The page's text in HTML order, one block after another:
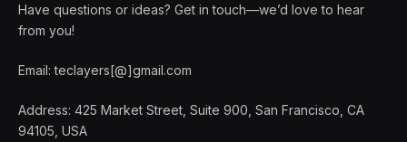
Have questions or ideas? Get in touch—we’d love to hear
from you!
Email: teclayers[@]gmail.com
Address: 425 Market Street, Suite 900, San Francisco, CA
94105, USA